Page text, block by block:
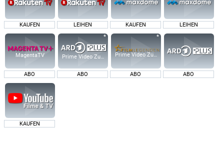
KAUFEN LEIHEN KAUFEN LEIHEN
MagentaTV
ABO
Prime Video Zusatz-Kanäle
ABO
Prime Video Zusatz-Kanäle
ABO ABO
KAUFEN